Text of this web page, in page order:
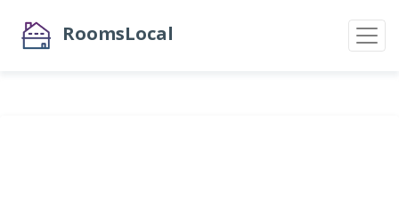
RoomsLocal